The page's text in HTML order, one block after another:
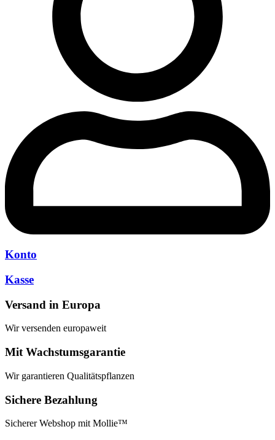
Konto
Kasse
Versand in Europa
Wir versenden europaweit
Mit Wachstumsgarantie
Wir garantieren Qualitätspflanzen
Sichere Bezahlung
Sicherer Webshop mit Mollie™